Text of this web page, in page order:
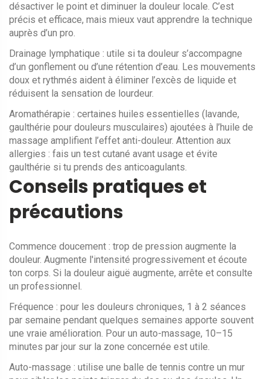
désactiver le point et diminuer la douleur locale. C’est
précis et efficace, mais mieux vaut apprendre la technique
auprès d’un pro.
Drainage lymphatique : utile si ta douleur s’accompagne
d’un gonflement ou d’une rétention d’eau. Les mouvements
doux et rythmés aident à éliminer l’excès de liquide et
réduisent la sensation de lourdeur.
Aromathérapie : certaines huiles essentielles (lavande,
gaulthérie pour douleurs musculaires) ajoutées à l’huile de
massage amplifient l’effet anti-douleur. Attention aux
allergies : fais un test cutané avant usage et évite
gaulthérie si tu prends des anticoagulants.
Conseils pratiques et
précautions
Commence doucement : trop de pression augmente la
douleur. Augmente l'intensité progressivement et écoute
ton corps. Si la douleur aiguë augmente, arrête et consulte
un professionnel.
Fréquence : pour les douleurs chroniques, 1 à 2 séances
par semaine pendant quelques semaines apporte souvent
une vraie amélioration. Pour un auto-massage, 10–15
minutes par jour sur la zone concernée est utile.
Auto-massage : utilise une balle de tennis contre un mur